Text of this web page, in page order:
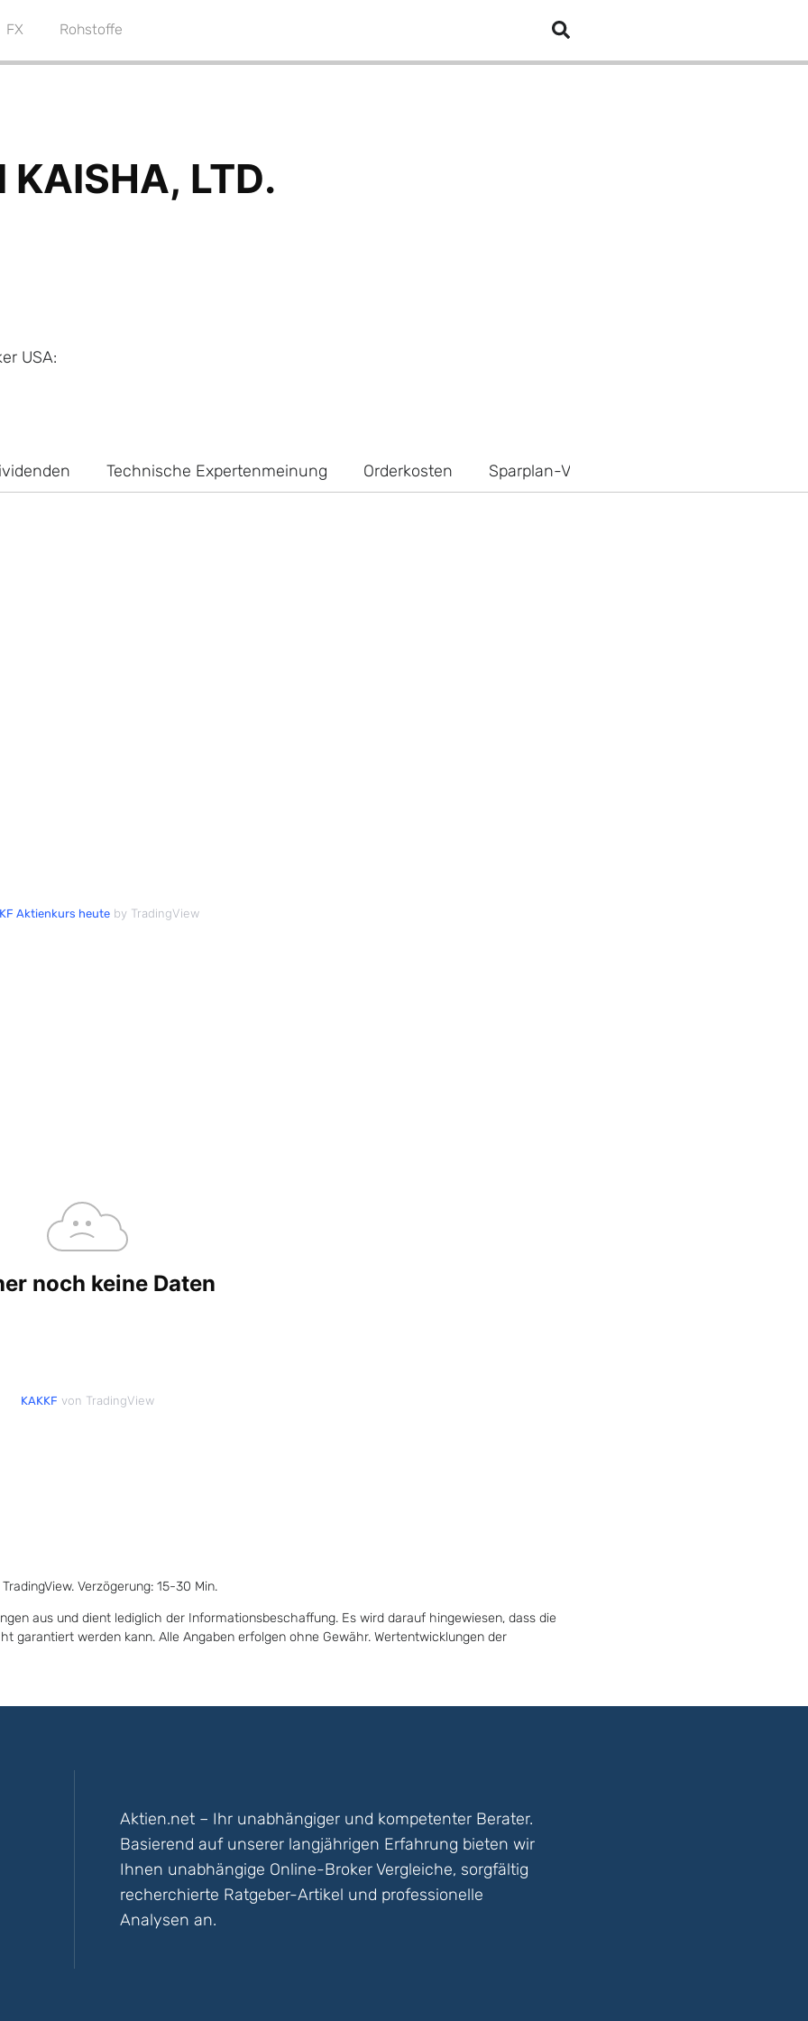
FX Rohstoffe
USA:
Technische Expertenmeinung Orderkosten Sparplan-Vergleich
Aktienkurs heuteby TradingView
KAKKF von TradingView
Verzögerung: 15-30 Min.
aus und dient lediglich der Informationsbeschaffung. Es wird darauf hingewiesen, dass die
garantiert werden kann. Alle Angaben erfolgen ohne Gewähr. Wertentwicklungen der
Aktien.net – Ihr unabhängiger und kompetenter Berater.
Basierend auf unserer langjährigen Erfahrung bieten wir
Ihnen unabhängige Online-Broker Vergleiche, sorgfältig
recherchierte Ratgeber-Artikel und professionelle
Analysen an.